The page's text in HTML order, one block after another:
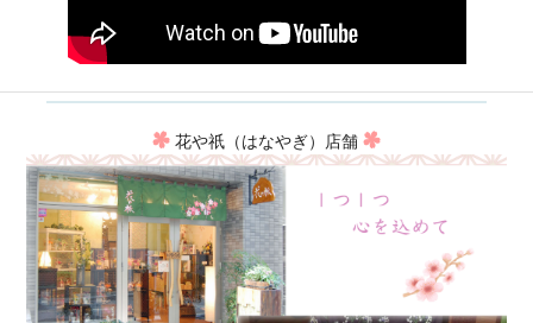
花や祇（はなやぎ）店舗